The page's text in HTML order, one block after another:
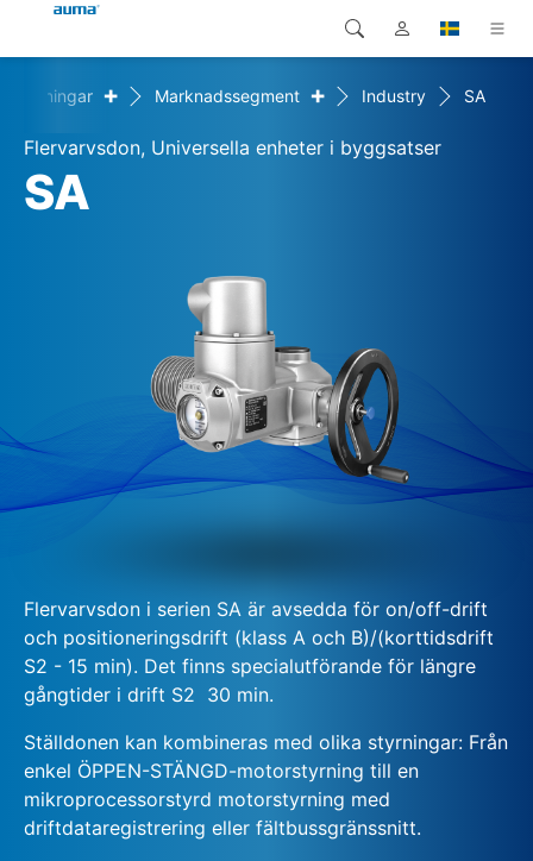
Produkter
Lösningar
Global
Europa
Nordamerika
Sök
Lösningar + Marknadssegment + Industry SA
Flervarvsdon, Universella enheter i byggsatser
SA
Flervarvsdon i serien SA är avsedda för on/off-drift
och positioneringsdrift (klass A och B)/(korttidsdrift
S2 - 15 min). Det finns specialutförande för längre
gångtider i drift S2 ­ 30 min.
Ställdonen kan kombineras med olika styrningar: Från
enkel ÖPPEN-STÄNGD-motorstyrning till en
mikroprocessorstyrd motorstyrning med
driftdataregistrering eller fältbussgränssnitt.